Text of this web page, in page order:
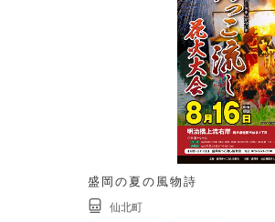
盛岡の夏の風物詩
仙北町